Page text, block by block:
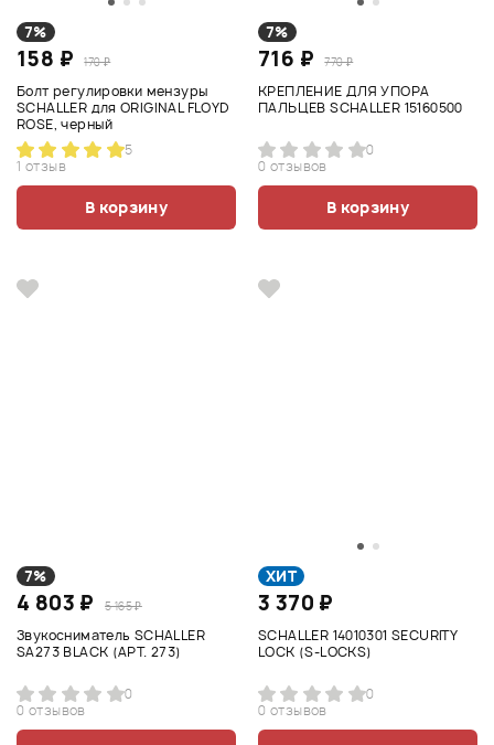
7%
158 ₽ 170 ₽
Болт регулировки мензуры
SCHALLER для ORIGINAL FLOYD
ROSE, черный
5
1 отзыв
В корзину
7%
716 ₽ 770 ₽
КРЕПЛЕНИЕ ДЛЯ УПОРА
ПАЛЬЦЕВ SCHALLER 15160500
0
0 отзывов
В корзину
7%
4 803 ₽ 5 165 ₽
Звукосниматель SCHALLER
SA273 BLACK (АРТ. 273)
0
0 отзывов
ХИТ
3 370 ₽
SCHALLER 14010301 SECURITY
LOCK (S-LOCKS)
0
0 отзывов